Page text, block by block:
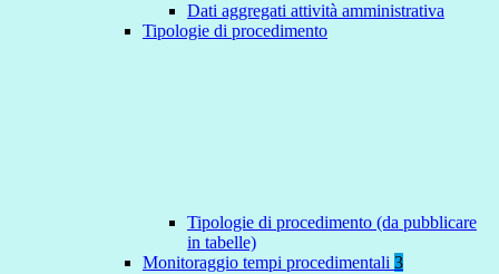
Dati aggregati attività amministrativa
Tipologie di procedimento
Tipologie di procedimento (da pubblicare
in tabelle)
Monitoraggio tempi procedimentali 3